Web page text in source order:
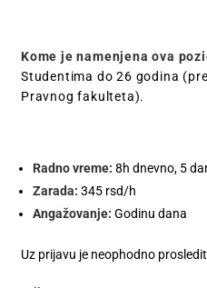
Kome je namenjena ova
Studentima do 26 godina
Pravnog fakulteta).
Radno vreme: 8h dnevno, 5
Zarada: 345 rsd/h
Angažovanje: Godinu dana
Uz prijavu je neophodno